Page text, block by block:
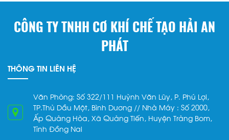
CÔNG TY TNHH CƠ KHÍ CHẾ TẠO HẢI AN
PHÁT
THÔNG TIN LIÊN HỆ
Văn Phòng: Số 322/111 Huỳnh Văn Lũy, P. Phú Lợi,
TP.Thủ Dầu Một, Bình Dương // Nhà Máy : Số 2000,
Ấp Quảng Hòa, Xã Quảng Tiến, Huyện Trảng Bom,
Tỉnh Đồng Nai